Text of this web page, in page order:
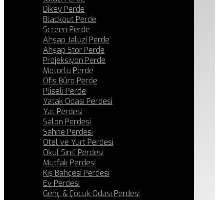
Dikey Perde
Blackout Perde
Screen Perde
Ahşap Jaluzi Perde
Ahşap Stor Perde
Projeksiyon Perde
Motorlu Perde
Ofis Büro Perde
Pliseli Perde
Yatak Odası Perdesi
Yat Perdesi
Salon Perdesi
Sahne Perdesi
Otel ve Yurt Perdesi
Okul Sınıf Perdesi
Mutfak Perdesi
Kış Bahçesi Perdesi
Ev Perdesi
Genç & Çocuk Odası Perdesi